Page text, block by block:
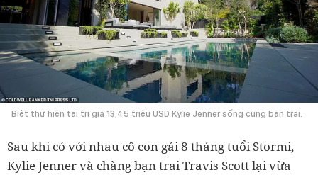
Biệt thự hiện tại trị giá 13,45 triệu USD Kylie Jenner sống cùng bạn trai.
Sau khi có với nhau cô con gái 8 tháng tuổi Stormi,
Kylie Jenner và chàng bạn trai Travis Scott lại vừa